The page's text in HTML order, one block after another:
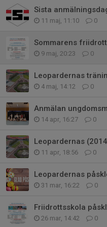
11 maj, 11:10 0
Sommarens
9 maj, 20:23 0
Leopardernas
4 maj, 14:12 0
Anmälan
14 apr, 16:27 0
Leopardernas
11 apr, 18:56 0
Leopardernas
31 mar, 16:22 0
Friidrottsskola
26 mar, 14:42 0